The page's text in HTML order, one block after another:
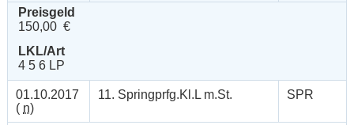
Preisgeld
150,00 €
LKL/Art
4 5 6 LP
01.10.2017
( n)
11. Springprfg.Kl.L m.St. SPR